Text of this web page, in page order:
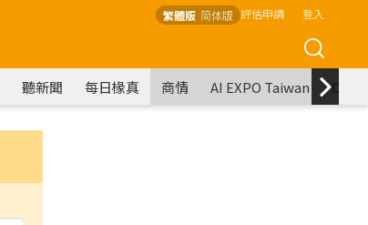
繁體版 简体版 評估申請 登入
聽新聞 每日椽真 商情 AI EXPO Taiwan